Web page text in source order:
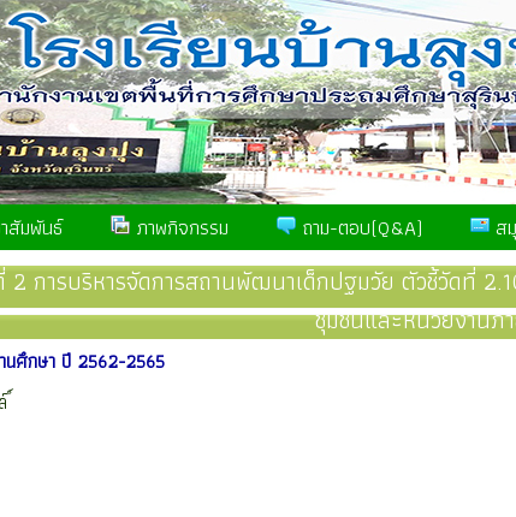
สัมพันธ์ ภาพกิจกรรม ถาม-ตอบ(Q&A) ส
2 การบริหารจัดการสถานพัฒนาเด็กปฐมวัย ตัวชี้วัดที่
ชุมชนและหน่วยงานภ
ศึกษา ปี 2562-2565